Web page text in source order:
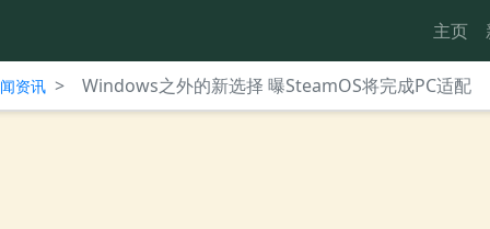
主页
资讯 > Windows之外的新选择 曝SteamOS将完成PC适配